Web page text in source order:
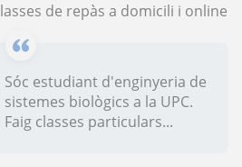
Classes de repàs a domicili i online
Sóc estudiant d'enginyeria de
sistemes biològics a la UPC.
Faig classes particulars...